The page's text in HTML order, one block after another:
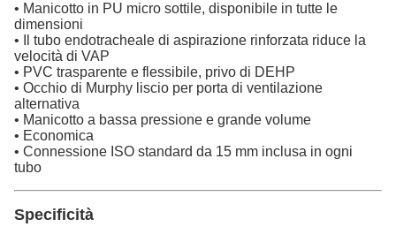
• Manicotto in PU micro sottile, disponibile in tutte le
dimensioni
• Il tubo endotracheale di aspirazione rinforzata riduce la
velocità di VAP
• PVC trasparente e flessibile, privo di DEHP
• Occhio di Murphy liscio per porta di ventilazione
alternativa
• Manicotto a bassa pressione e grande volume
• Economica
• Connessione ISO standard da 15 mm inclusa in ogni
tubo
Specificità